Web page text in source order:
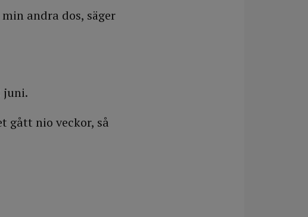
andra dos, säger
juni.
gått nio veckor, så